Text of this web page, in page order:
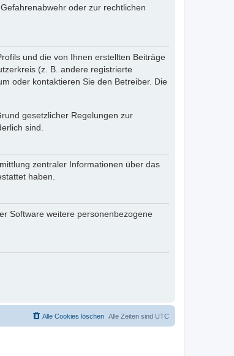
oder zur rechtlichen
und die von Ihnen erstellten Beiträge
(z. B. andere registrierte
oder kontaktieren Sie den Betreiber. Die
gesetzlicher Regelungen zur
sind.
zentraler Informationen über das
haben.
Software weitere personenbezogene
Alle Zeiten sind UTC
Alle Cookies löschen